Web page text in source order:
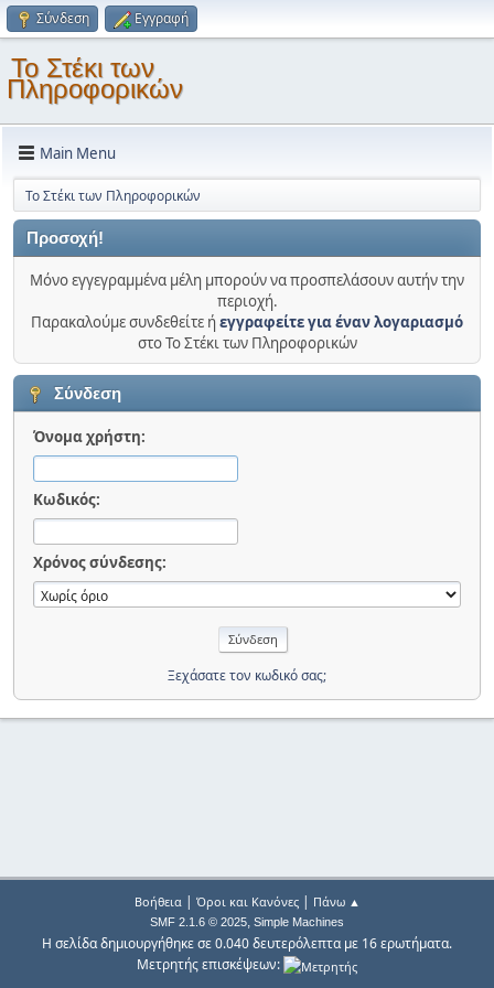
Σύνδεση Εγγραφή
Το Στέκι των
Πληροφορικών
Main Menu
Το Στέκι των Πληροφορικών
Προσοχή!
Μόνο εγγεγραμμένα μέλη μπορούν να προσπελάσουν αυτήν την
περιοχή.
Παρακαλούμε συνδεθείτε ήεγγραφείτε για έναν λογαριασμό
στο Το Στέκι των Πληροφορικών
Σύνδεση
Όνομα χρήστη:
Κωδικός:
Χρόνος σύνδεσης:
Ξεχάσατε τον κωδικό σας;
Βοήθεια| Όροι και Κανόνες| Πάνω ▲
SMF 2.1.6 © 2025, Simple Machines
Η σελίδα δημιουργήθηκε σε 0.040 δευτερόλεπτα με 16 ερωτήματα.
Μετρητής επισκέψεων: